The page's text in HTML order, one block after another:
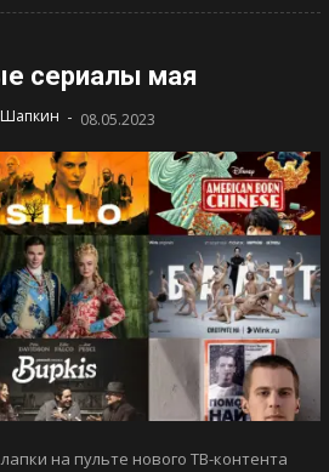
сериалы мая
- 08.05.2023
на пульте нового ТВ-контента